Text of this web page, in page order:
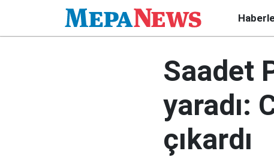
Saadet
yaradı:
çıkardı